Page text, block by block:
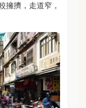
擁擠，走道窄，